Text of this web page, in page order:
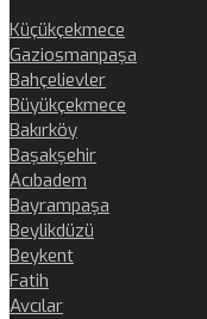
Küçükçekmece
Gaziosmanpaşa
Bahçelievler
Büyükçekmece
Bakırköy
Başakşehir
Acıbadem
Bayrampaşa
Beylikdüzü
Beykent
Fatih
Avcılar